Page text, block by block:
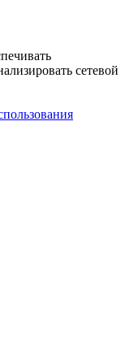
сетевой